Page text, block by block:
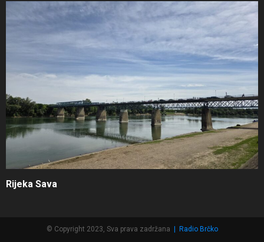
Rijeka Sava
© Copyright 2023, Sva prava zadržana Radio Brčko